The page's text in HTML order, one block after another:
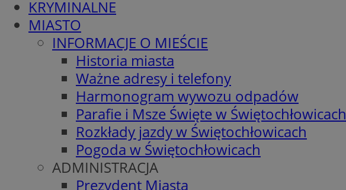
KRYMINALNE
MIASTO
INFORMACJE O MIEŚCIE
Historia miasta
Ważne adresy i telefony
Harmonogram wywozu odpadów
Parafie i Msze Święte w Świętochłowicach
Rozkłady jazdy w Świętochłowicach
Pogoda w Świętochłowicach
ADMINISTRACJA
Prezydent Miasta